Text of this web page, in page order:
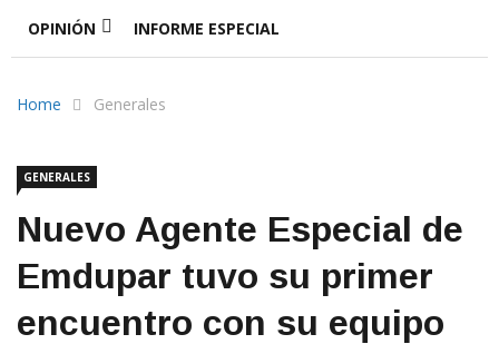
OPINIÓN INFORME ESPECIAL
Home Generales
GENERALES
Nuevo Agente Especial de
Emdupar tuvo su primer
encuentro con su equipo